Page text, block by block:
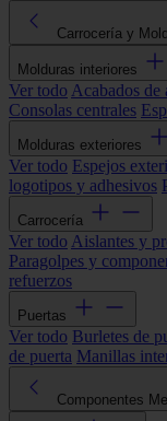
Carrocería y
Molduras interiores
Ver todo Acabados de
Consolas centrales
Molduras exteriores
Ver todo Espejos
logotipos y adhesivos
Carrocería
Ver todo Aislantes y
Paragolpes y
refuerzos
Puertas
Ver todo Burletes de
de puerta Manillas
Componentes